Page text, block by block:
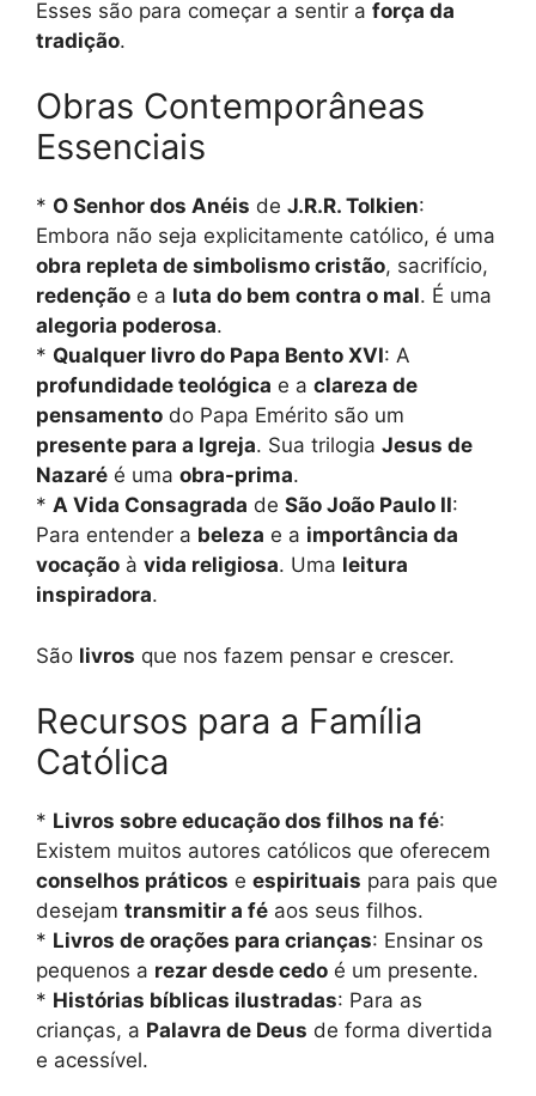
Esses são para começar a sentir a força da
tradição.
Obras Contemporâneas
Essenciais
* O Senhor dos Anéis de J.R.R. Tolkien:
Embora não seja explicitamente católico, é uma
obra repleta de simbolismo cristão, sacrifício,
redenção e a luta do bem contra o mal. É uma
alegoria poderosa.
* Qualquer livro do Papa Bento XVI: A
profundidade teológica e a clareza de
pensamento do Papa Emérito são um
presente para a Igreja. Sua trilogia Jesus de
Nazaré é uma obra-prima.
* A Vida Consagrada de São João Paulo II:
Para entender a beleza e a importância da
vocação à vida religiosa. Uma leitura
inspiradora.
São livros que nos fazem pensar e crescer.
Recursos para a Família
Católica
* Livros sobre educação dos filhos na fé:
Existem muitos autores católicos que oferecem
conselhos práticos e espirituais para pais que
desejam transmitir a fé aos seus filhos.
* Livros de orações para crianças: Ensinar os
pequenos a rezar desde cedo é um presente.
* Histórias bíblicas ilustradas: Para as
crianças, a Palavra de Deus de forma divertida
e acessível.